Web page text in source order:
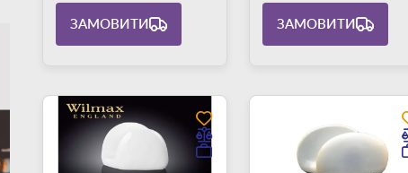
ЗАМОВИТИ ЗАМОВИТИ